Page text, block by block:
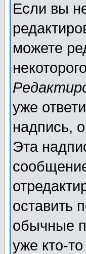
Если вы
можете
уже
надпись,
Эта
оставить
обычные
уже кто-